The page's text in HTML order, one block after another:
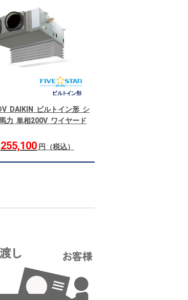
DAIKIN ビルトイン形 シ
力 単相200V ワイヤード
255,100円（税込）